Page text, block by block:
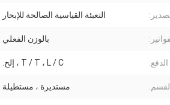
التعبئة القياسية الصالحة للإبحار
بالوزن الفعلي
T / T ، L / C ، إلخ.
مستديرة ، مستطيلة